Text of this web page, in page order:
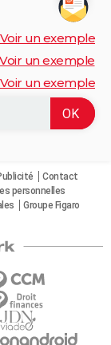
Voir un exemple
Voir un exemple
Voir un exemple
Contact
personnelles
Groupe Figaro